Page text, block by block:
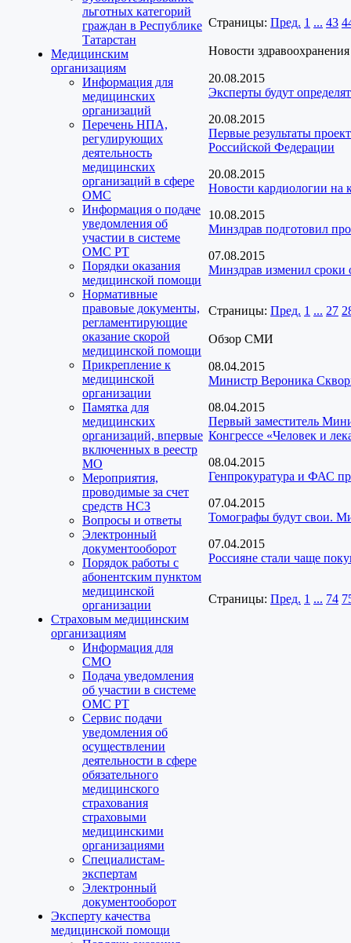
льготных категорий
граждан в Республике
Татарстан
Медицинским
организациям
Информация для
медицинских
организаций
Перечень НПА,
регулирующих
деятельность
медицинских
организаций в сфере
ОМС
Информация о подаче
уведомления об
участии в системе
ОМС РТ
Порядки оказания
медицинской помощи
Нормативные
правовые документы,
регламентирующие
оказание скорой
медицинской помощи
Прикрепление к
медицинской
организации
Памятка для
медицинских
организаций, впервые
включенных в реестр
МО
Мероприятия,
проводимые за счет
средств НСЗ
Вопросы и ответы
Электронный
документооборот
Порядок работы с
абонентским пунктом
медицинской
организации
Страховым медицинским
организациям
Информация для
СМО
Подача уведомления
об участии в системе
ОМС РТ
Сервис подачи
уведомления об
осуществлении
деятельности в сфере
обязательного
медицинского
страхования
страховыми
медицинскими
организациями
Специалистам-
экспертам
Электронный
документооборот
Эксперту качества
медицинской помощи
Страницы: Пред. 1 ... 43
Новости здравоохранения
20.08.2015
Эксперты будут
20.08.2015
Первые результаты
Российской Федерации
20.08.2015
Новости кардиологии на
10.08.2015
Минздрав подготовил
07.08.2015
Минздрав изменил
Страницы: Пред. 1 ... 27
Обзор СМИ
08.04.2015
Министр Вероника
08.04.2015
Первый заместитель
Конгрессе «Человек и
08.04.2015
Генпрокуратура и ФАС
07.04.2015
Томографы будут свои.
07.04.2015
Россияне стали чаще
Страницы: Пред. 1 ... 74